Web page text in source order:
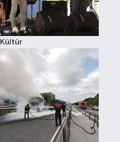
Kültür
Spor
Eğitim
Hava Durumu